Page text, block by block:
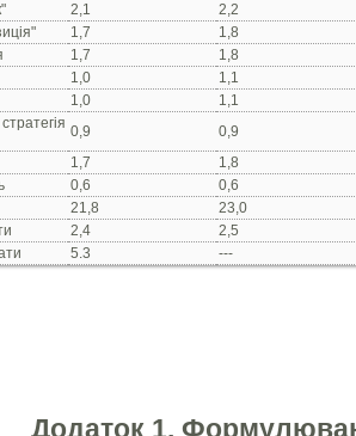
2,1
2,2
1,7
1,8
1,7
1,8
1,0
1,1
1,0
1,1
0,9
0,9
1,7
1,8
0,6
0,6
21,8
23,0
2,4
2,5
5.3 ---
Додаток 1.